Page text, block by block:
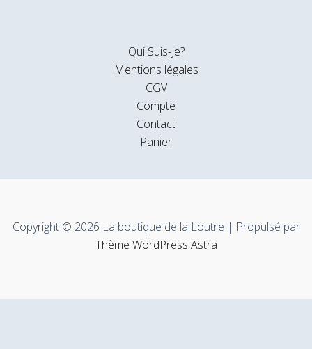
Qui Suis-Je?
Mentions légales
CGV
Compte
Contact
Panier
Copyright © 2026 La boutique de la Loutre | Propulsé par
Thème WordPress Astra